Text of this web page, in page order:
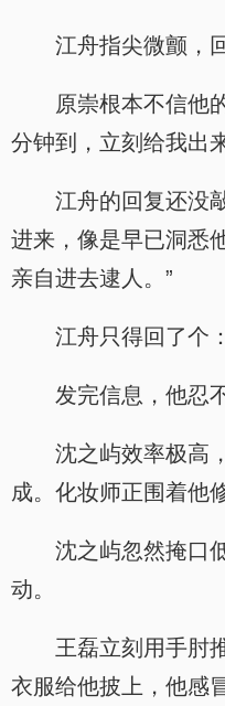
江舟指尖微颤，
原崇根本不信他
分钟到，立刻给我出
江舟的回复还没
进来，像是早已洞悉
亲自进去逮人。”
江舟只得回了个
发完信息，他忍
沈之屿效率极高
成。化妆师正围着他
沈之屿忽然掩口
动。
王磊立刻用手肘
衣服给他披上，他感